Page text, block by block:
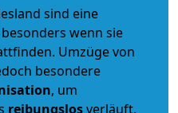
sind eine
wenn sie
Umzüge von
besondere
, um
reibungslosverläuft.